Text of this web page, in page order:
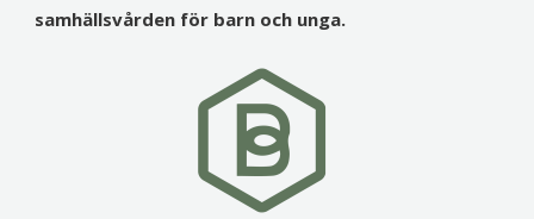
samhällsvården för barn och unga.